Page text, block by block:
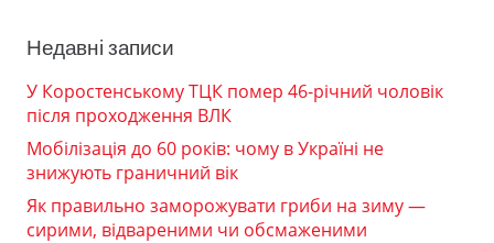
Недавні записи
У Коростенському ТЦК помер 46-річний чоловік
після проходження ВЛК
Мобілізація до 60 років: чому в Україні не
знижують граничний вік
Як правильно заморожувати гриби на зиму —
сирими, відвареними чи обсмаженими